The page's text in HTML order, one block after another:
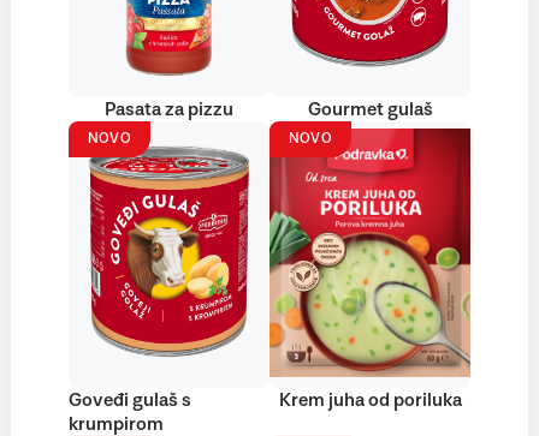
Pasata za pizzu Gourmet gulaš
NOVO
Goveđi gulaš s
krumpirom
NOVO
Krem juha od poriluka